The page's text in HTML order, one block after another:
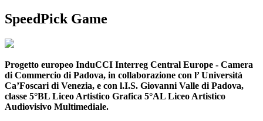
SpeedPick Game
Progetto europeo InduCCI Interreg Central Europe - Camera
di Commercio di Padova, in collaborazione con l’ Università
Ca’Foscari di Venezia, e con l.I.S. Giovanni Valle di Padova,
classe 5°BL Liceo Artistico Grafica 5°AL Liceo Artistico
Audiovisivo Multimediale.